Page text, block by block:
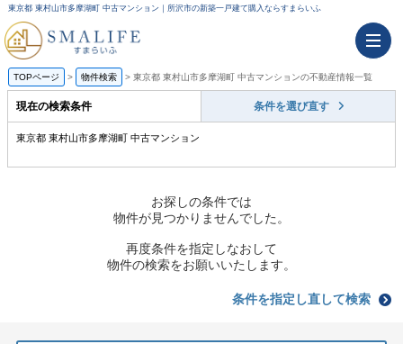
東京都 東村山市多摩湖町 中古マンション｜所沢市の新築一戸建て購入ならすまらいふ
TOPページ 物件検索 東京都 東村山市多摩湖町 中古マンションの不動産情報一覧
現在の検索条件 条件を選び直す
東京都 東村山市多摩湖町 中古マンション
お探しの条件では
物件が見つかりませんでした。
再度条件を指定しなおして
物件の検索をお願いいたします。
条件を指定し直して検索